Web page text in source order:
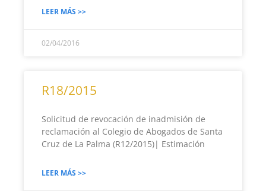
LEER MÁS >>
02/04/2016
R18/2015
Solicitud de revocación de inadmisión de
reclamación al Colegio de Abogados de Santa
Cruz de La Palma (R12/2015)| Estimación
LEER MÁS >>